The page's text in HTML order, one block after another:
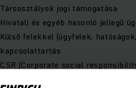
Társosztályok jogi támogatása
Hivatali és egyéb hasonló jellegű
Külső felekkel (ügyfelek,
kapcsolattartás
CSR (Corporate social